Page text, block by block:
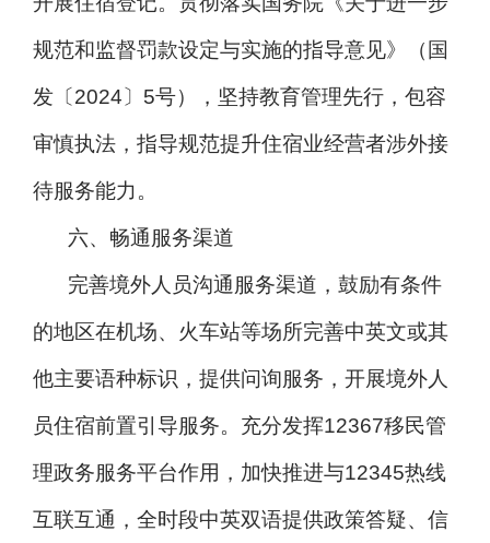
规范和监督罚款设定与实施的指导意见》（国
发〔2024〕5号），坚持教育管理先行，包容
审慎执法，指导规范提升住宿业经营者涉外接
待服务能力。
六、畅通服务渠道
完善境外人员沟通服务渠道，鼓励有条件
的地区在机场、火车站等场所完善中英文或其
他主要语种标识，提供问询服务，开展境外人
员住宿前置引导服务。充分发挥12367移民管
理政务服务平台作用，加快推进与12345热线
互联互通，全时段中英双语提供政策答疑、信